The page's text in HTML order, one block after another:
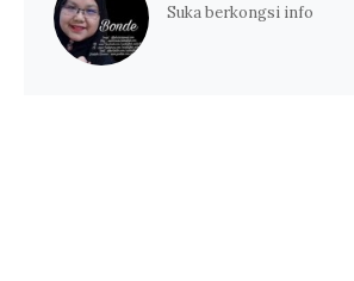
Suka berkongsi info